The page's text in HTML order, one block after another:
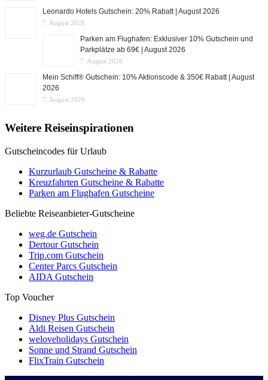
Leonardo Hotels Gutschein: 20% Rabatt | August 2026
7. August 2026
Parken am Flughafen: Exklusiver 10% Gutschein und
Parkplätze ab 69€ | August 2026
7. August 2026
Mein Schiff® Gutschein: 10% Aktionscode & 350€ Rabatt | August
2026
7. August 2026
Weitere Reiseinspirationen
Gutscheincodes für Urlaub
Kurzurlaub Gutscheine & Rabatte
Kreuzfahrten Gutscheine & Rabatte
Parken am Flughafen Gutscheine
Beliebte Reiseanbieter-Gutscheine
weg.de Gutschein
Dertour Gutschein
Trip.com Gutschein
Center Parcs Gutschein
AIDA Gutschein
Top Voucher
Disney Plus Gutschein
Aldi Reisen Gutschein
weloveholidays Gutschein
Sonne und Strand Gutschein
FlixTrain Gutschein